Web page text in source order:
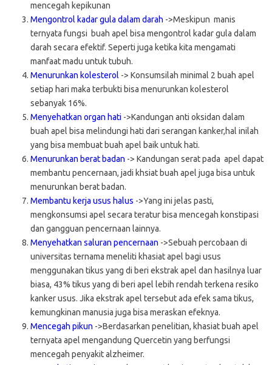
mencegah kepikunan
Mengontrol kadar gula dalam darah ->Meskipun manis
ternyata fungsi buah apel bisa mengontrol kadar gula dalam
darah secara efektif. Seperti juga ketika kita mengamati
manfaat madu untuk tubuh.
Menurunkan kolesterol -> Konsumsilah minimal 2 buah apel
setiap hari maka terbukti bisa menurunkan kolesterol
sebanyak 16%.
Menyehatkan organ hati ->Kandungan anti oksidan dalam
buah apel bisa melindungi hati dari serangan kanker,hal inilah
yang bisa membuat buah apel baik untuk hati.
Menurunkan berat badan -> Kandungan serat pada apel dapat
membantu pencernaan, jadi khsiat buah apel juga bisa untuk
menurunkan berat badan.
Membantu kerja usus halus ->Yang ini jelas pasti,
mengkonsumsi apel secara teratur bisa mencegah konstipasi
dan gangguan pencernaan lainnya.
Menyehatkan saluran pencernaan ->Sebuah percobaan di
universitas ternama meneliti khasiat apel bagi usus
menggunakan tikus yang di beri ekstrak apel dan hasilnya luar
biasa, 43% tikus yang di beri apel lebih rendah terkena resiko
kanker usus. Jika ekstrak apel tersebut ada efek sama tikus,
kemungkinan manusia juga bisa meraskan efeknya.
Mencegah pikun ->Berdasarkan penelitian, khasiat buah apel
ternyata apel mengandung Quercetin yang berfungsi
mencegah penyakit alzheimer.